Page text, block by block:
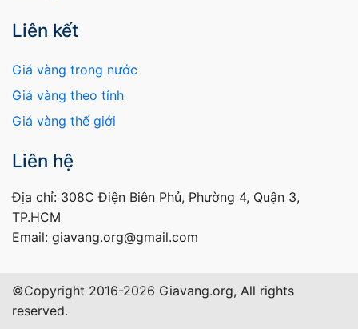
Liên kết
Giá vàng trong nước
Giá vàng theo tỉnh
Giá vàng thế giới
Liên hệ
Địa chỉ: 308C Điện Biên Phủ, Phường 4, Quận 3,
TP.HCM
Email: giavang.org@gmail.com
©Copyright 2016-2026 Giavang.org, All rights
reserved.